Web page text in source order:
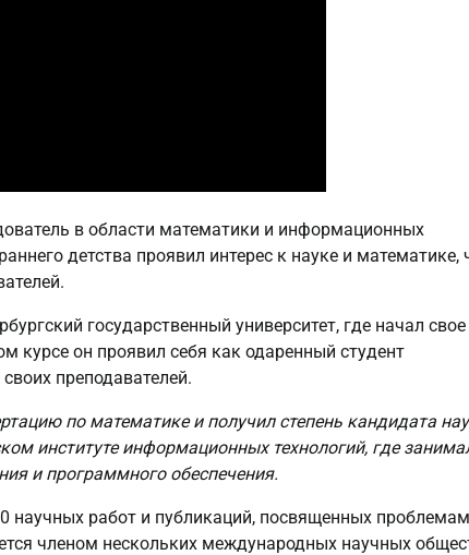
в области математики и информационных
детства проявил интерес к науке и математике,
государственный университет, где начал свое
курсе он проявил себя как одаренный студент
преподавателей.
по математике и получил степень кандидата
институте информационных технологий, где
и программного обеспечения.
научных работ и публикаций, посвященных проблемам
членом нескольких международных научных